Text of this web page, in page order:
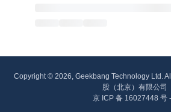
Copyright © 2026, Geekbang Technology Ltd.
股（北京）有限公司
京 ICP 备 16027448 号